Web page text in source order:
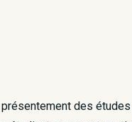
des